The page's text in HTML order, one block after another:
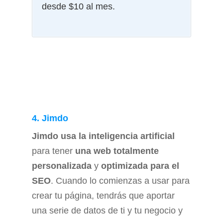
desde $10 al mes.
4. Jimdo
Jimdo usa la inteligencia artificial
para tener una web totalmente
personalizada y optimizada para el
SEO. Cuando lo comienzas a usar para
crear tu página, tendrás que aportar
una serie de datos de ti y tu negocio y